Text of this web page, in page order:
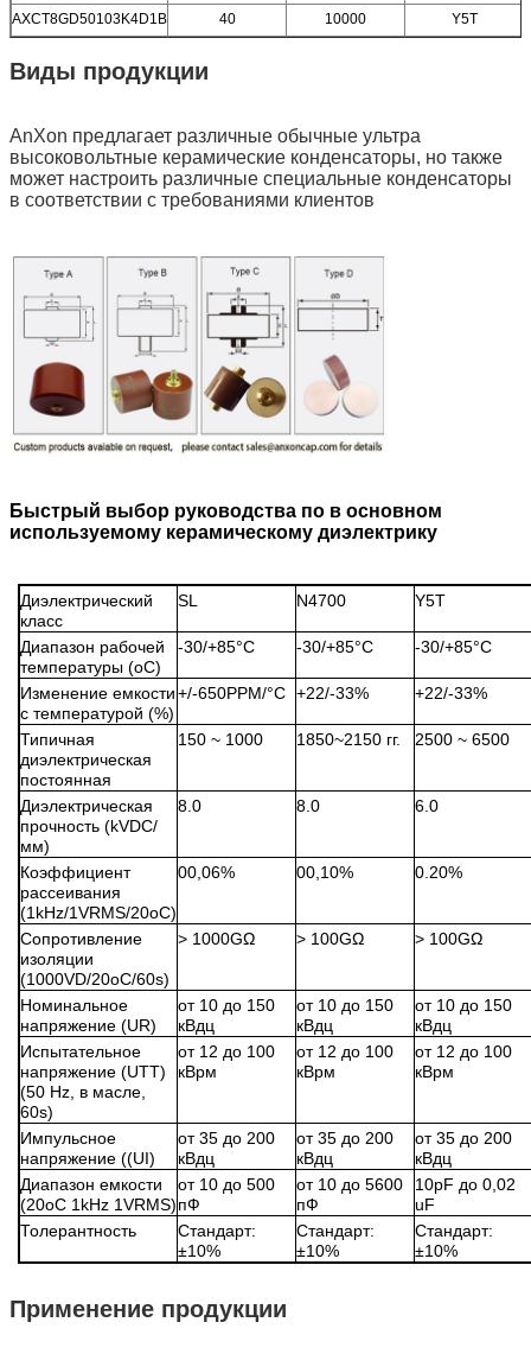
Отправить
AXCT8GD50103K4D1B
40 10000 Y5T
Виды продукции
AnXon предлагает различные обычные ультра
высоковольтные керамические конденсаторы, но также
может настроить различные специальные конденсаторы
в соответствии с требованиями клиентов
Быстрый выбор руководства по в основном
используемому керамическому диэлектрику
Диэлектрический
класс
SL N4700 Y5T
Диапазон рабочей
температуры (oC)
-30/+85°C -30/+85°C -30/+85°C
Изменение емкости
с температурой (%)
+/-650PPM/°C +22/-33% +22/-33%
Типичная
диэлектрическая
постоянная
150 ~ 1000 1850~2150 гг. 2500 ~ 6500
Диэлектрическая
прочность (kVDC/
мм)
8.0 8.0 6.0
Коэффициент
рассеивания
(1kHz/1VRMS/20oC)
00,06% 00,10% 0.20%
Сопротивление
изоляции
(1000VD/20oC/60s)
> 1000GΩ > 100GΩ > 100GΩ
Номинальное
напряжение (UR)
от 10 до 150
кВдц
от 10 до 150
кВдц
от 10 до 150
кВдц
Испытательное
напряжение (UTT)
(50 Hz, в масле,
60s)
от 12 до 100
кВрм
от 12 до 100
кВрм
от 12 до 100
кВрм
Импульсное
напряжение ((UI)
от 35 до 200
кВдц
от 35 до 200
кВдц
от 35 до 200
кВдц
Диапазон емкости
(20oC 1kHz 1VRMS)
от 10 до 500
пФ
от 10 до 5600
пФ
10pF до 0,02
uF
Толерантность
Стандарт:
±10%
Стандарт:
±10%
Стандарт:
±10%
Применение продукции